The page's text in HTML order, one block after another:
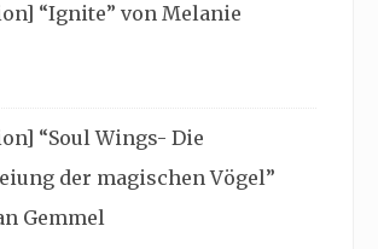
“Ignite” von Melanie
“Soul Wings- Die
der magischen Vögel”
Gemmel